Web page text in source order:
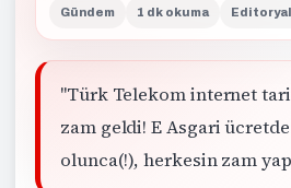
Gündem 1 dk okuma Editoryal
"Türk Telekom internet
zam geldi! E Asgari
olunca(!), herkesin zam